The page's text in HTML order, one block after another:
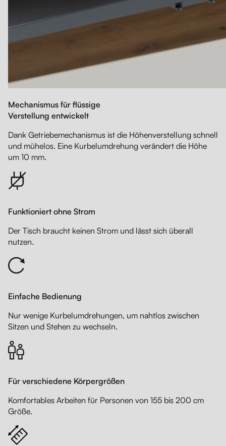
Mechanismus für flüssige
Verstellung entwickelt
Dank Getriebemechanismus ist die Höhenverstellung schnell
und mühelos. Eine Kurbelumdrehung verändert die Höhe
um 10 mm.
Funktioniert ohne Strom
Der Tisch braucht keinen Strom und lässt sich überall
nutzen.
Einfache Bedienung
Nur wenige Kurbelumdrehungen, um nahtlos zwischen
Sitzen und Stehen zu wechseln.
Für verschiedene Körpergrößen
Komfortables Arbeiten für Personen von 155 bis 200 cm
Größe.